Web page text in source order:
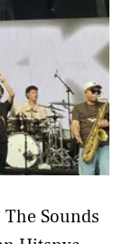
The Sounds